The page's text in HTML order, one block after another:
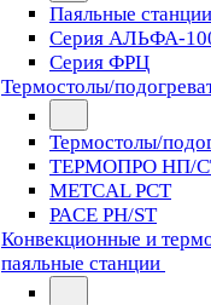
Паяльные
Серия АЛЬФА-
Серия ФРЦ
Термостолы/
Термостолы/
ТЕРМОПРО НП/
METCAL PCT
PACE PH/ST
Конвекционные и
паяльные станции